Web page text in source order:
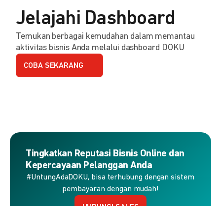
Jelajahi Dashboard
Temukan berbagai kemudahan dalam memantau
aktivitas bisnis Anda melalui dashboard DOKU
COBA SEKARANG
Tingkatkan Reputasi Bisnis Online dan
Kepercayaan Pelanggan Anda
#UntungAdaDOKU, bisa terhubung dengan sistem
pembayaran dengan mudah!